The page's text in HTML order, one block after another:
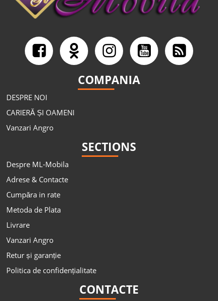
COMPANIA
DESPRE NOI
CARIERĂ ȘI OAMENI
Vanzari Angro
SECTIONS
Despre ML-Mobila
Adrese & Contacte
Cumpăra in rate
Metoda de Plata
Livrare
Vanzari Angro
Retur și garanție
Politica de confidențialitate
CONTACTE